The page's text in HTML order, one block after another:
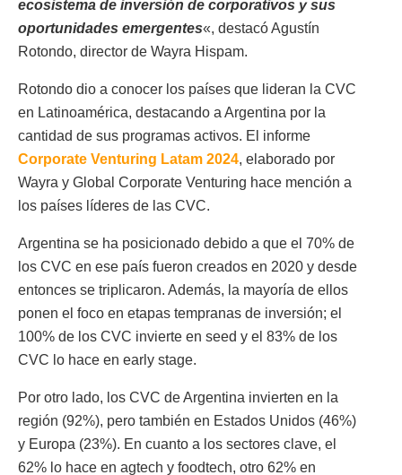
ecosistema de inversión de corporativos y sus
oportunidades emergentes«, destacó Agustín
Rotondo, director de Wayra Hispam.
Rotondo dio a conocer los países que lideran la CVC
en Latinoamérica, destacando a Argentina por la
cantidad de sus programas activos. El informe
Corporate Venturing Latam 2024, elaborado por
Wayra y Global Corporate Venturing hace mención a
los países líderes de las CVC.
Argentina se ha posicionado debido a que el 70% de
los CVC en ese país fueron creados en 2020 y desde
entonces se triplicaron. Además, la mayoría de ellos
ponen el foco en etapas tempranas de inversión; el
100% de los CVC invierte en seed y el 83% de los
CVC lo hace en early stage.
Por otro lado, los CVC de Argentina invierten en la
región (92%), pero también en Estados Unidos (46%)
y Europa (23%). En cuanto a los sectores clave, el
62% lo hace en agtech y foodtech, otro 62% en